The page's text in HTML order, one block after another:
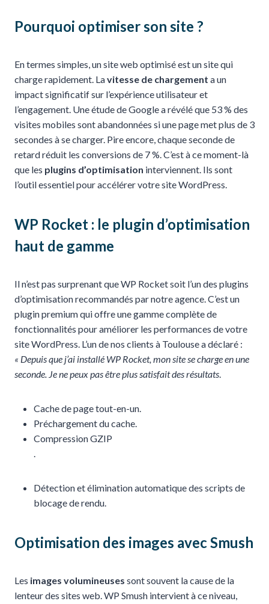
Pourquoi optimiser son site ?
En termes simples, un site web optimisé est un site qui
charge rapidement. Lavitesse de chargement a un
impact significatif sur l’expérience utilisateur et
l’engagement. Une étude de Google a révélé que 53 % des
visites mobiles sont abandonnées si une page met plus de 3
secondes à se charger. Pire encore, chaque seconde de
retard réduit les conversions de 7 %. C’est à ce moment-là
que les plugins d’optimisation interviennent. Ils sont
l’outil essentiel pour accélérer votre site WordPress.
WP Rocket : le plugin d’optimisation
haut de gamme
Il n’est pas surprenant que WP Rocket soit l’un des plugins
d’optimisation recommandés par notre agence. C’est un
plugin premium qui offre une gamme complète de
fonctionnalités pour améliorer les performances de votre
site WordPress. L’un de nos clients à Toulouse a déclaré :
« Depuis que j’ai installé WP Rocket, mon site se charge en une
seconde. Je ne peux pas être plus satisfait des résultats.
Cache de page tout-en-un.
Préchargement du cache.
Compression GZIP
.
Détection et élimination automatique des scripts de
blocage de rendu.
Optimisation des images avec Smush
Les images volumineuses sont souvent la cause de la
lenteur des sites web. WP Smush intervient à ce niveau,